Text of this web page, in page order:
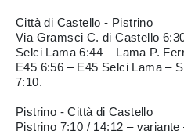
Città di Castello - Pistrino
Via Gramsci C. di Castello
Selci Lama 6:44 – Lama P.
E45 6:56 – E45 Selci Lama –
7:10.
Pistrino - Città di Castello
Pistrino 7:10 / 14:12 –